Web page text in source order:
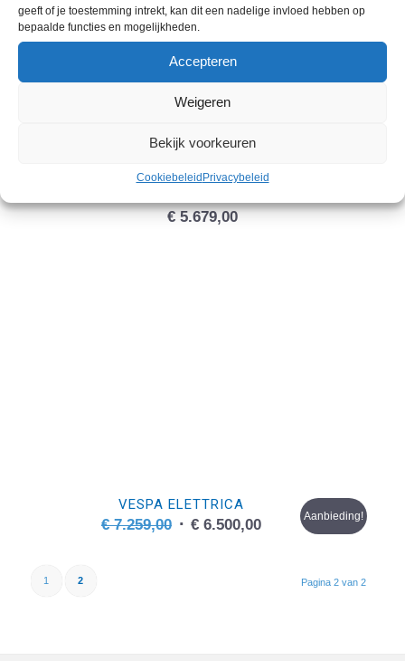
geeft of je toestemming intrekt, kan dit een nadelige invloed hebben op
bepaalde functies en mogelijkheden.
Accepteren
Weigeren
Bekijk voorkeuren
CookiebeleidPrivacybeleid
€5.679,00
VESPA ELETTRICA
€7.259,00 Oorspronkelijke
€6.500,00Huidige
€ 6.500,00.
Aanbieding!
Pagina 2 van 2
1 2